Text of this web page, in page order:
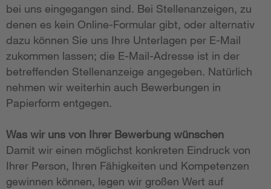
bei uns eingegangen sind. Bei Stellenanzeigen, zu
denen es kein Online-Formular gibt, oder alternativ
dazu können Sie uns Ihre Unterlagen per E-Mail
zukommen lassen; die E-Mail-Adresse ist in der
betreffenden Stellenanzeige angegeben. Natürlich
nehmen wir weiterhin auch Bewerbungen in
Papierform entgegen.
Was wir uns von Ihrer Bewerbung wünschen
Damit wir einen möglichst konkreten Eindruck von
Ihrer Person, Ihren Fähigkeiten und Kompetenzen
gewinnen können, legen wir großen Wert auf